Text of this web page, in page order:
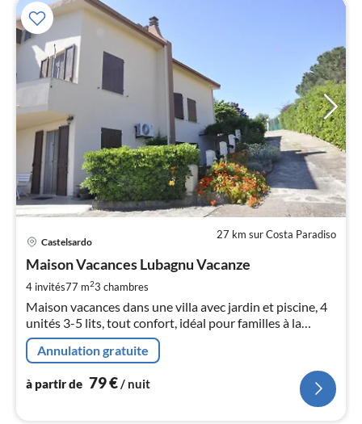
27 km sur Costa Paradiso
Castelsardo
Maison Vacances Lubagnu Vacanze
4 invités77 m23 chambres
Maison vacances dans une villa avec jardin et piscine, 4
unités 3-5 lits, tout confort, idéal pour familles à la
recherche de vacances relax en pleine nature et proche
de la mer.
Annulation gratuite
à partir de 79€ / nuit